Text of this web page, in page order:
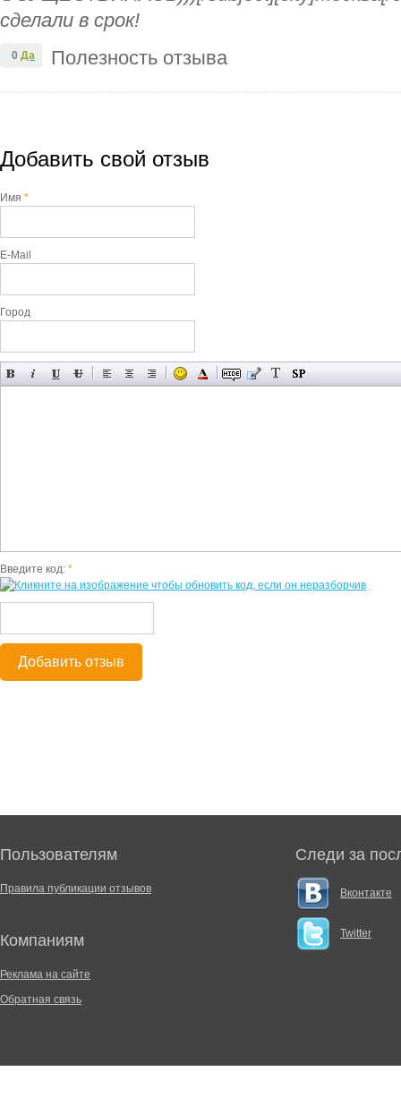
сделали в срок!
Полезность отзыва
0 Да
Добавить свой отзыв
Имя *
E-Mail
Город
Введите код: *
Добавить отзыв
Пользователям
Правила публикации отзывов
Компаниям
Реклама на сайте
Обратная связь
Следи за
Вконтакте
Twitter